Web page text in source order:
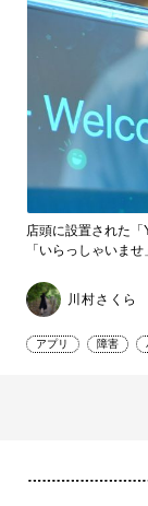
店頭に設置された
「いらっしゃいま
川村さくら
アプリ 障害